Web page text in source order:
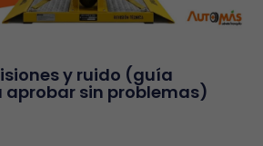
y ruido (guía
sin problemas)